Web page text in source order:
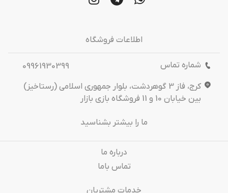
اطلاعات فروشگاه
شماره تماس
09961930399
کرج، فاز 3 گوهردشت، بلوار جمهوری اسلامی (رستاخیز)
بین خیابان 10 و 11 فروشگاه بازی بازار
ما را بیشتر بشناسید
درباره‌ ما
تماس باما
خدمات مشتریان